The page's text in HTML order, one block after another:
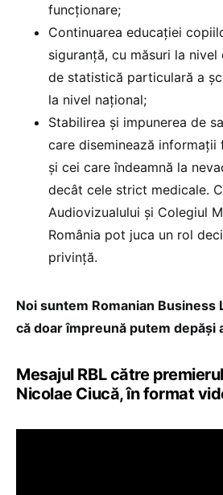
funcționare;
Continuarea educației
siguranță, cu măsuri la
de statistică particulară a
la nivel național;
Stabilirea și impunerea de
care diseminează informații
și cei care îndeamnă la
decât cele strict medicale.
Audiovizualului și Colegiul
România pot juca un rol
privință.
Noi suntem Romanian Business
că doar împreună putem depăși
Mesajul RBL către
Nicolae Ciucă, în format